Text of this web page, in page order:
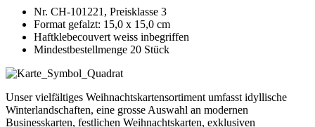
Nr. CH-101221, Preisklasse 3
Format gefalzt: 15,0 x 15,0 cm
Haftklebecouvert weiss inbegriffen
Mindestbestellmenge 20 Stück
Unser vielfältiges Weihnachtskartensortiment umfasst idyllische
Winterlandschaften, eine grosse Auswahl an modernen
Businesskarten, festlichen Weihnachtskarten, exklusiven